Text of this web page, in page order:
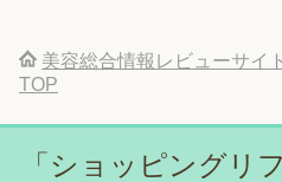
美容総合情報レビューサイ
TOP
「ショッピングリ